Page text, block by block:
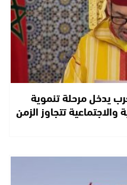
يدخل مرحلة تنموية
تتجاوز الزمن